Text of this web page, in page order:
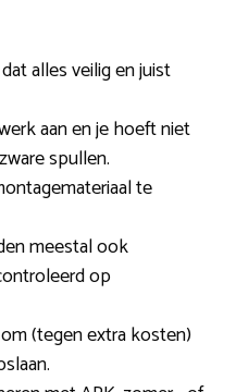
alles veilig en juist
aan en je hoeft niet
spullen.
te
meestal ook
op
(tegen extra kosten)